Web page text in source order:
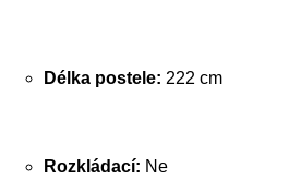
Délka postele: 222 cm
Rozkládací: Ne